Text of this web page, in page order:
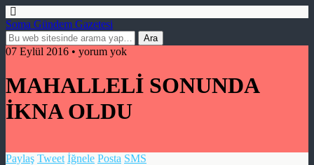
Soma Gündem Gazetesi
07 Eylül 2016 • yorum yok
MAHALLELİ SONUNDA
İKNA OLDU
Paylaş Tweet İğnele Posta SMS